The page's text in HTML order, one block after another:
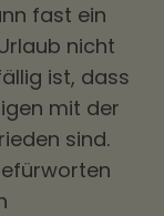
fast ein
nicht
ist, dass
mit der
sind.